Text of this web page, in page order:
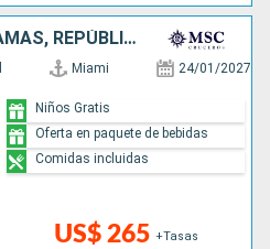
ESTADOS UNIDOS, BAHAMAS, REPÚBLICA DOMINICANA
Miami 24/01/2027
US$ 265 +Tasas
Niños Gratis
Oferta en paquete de bebidas
Comidas incluidas